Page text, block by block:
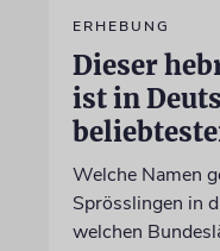
ERHEBUNG
Dieser
ist in
Welche Namen
Sprösslingen in
welchen